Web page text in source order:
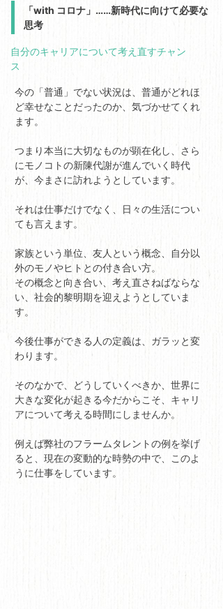
「with コロナ」……新時代に向けて必要な
思考
自分のキャリアについて考え直すチャン
ス
今の「普通」でない状況は、普通がどれほ
ど幸せなことだったのか、気づかせてくれ
ます。
つまり本当に大切なものが顕在化し、さら
にモノコトの新陳代謝が進んでいく時代
が、今まさに訪れようとしています。
それは仕事だけでなく、日々の生活につい
ても言えます。
家族という単位、友人という概念、自分以
外のモノやヒトとの付き合い方。
その概念と向き合い、考え直さねばならな
い、社会的黎明期を迎えようとしていま
す。
今後仕事ができる人の定義は、ガラッと変
わります。
そのなかで、どうしていくべきか、世界に
大きな変化が起きる今だからこそ、キャリ
アについて考える時間にしませんか。
例えば弊社のフラームタレントの例を挙げ
ると、現在の変動的な時勢の中で、このよ
うに仕事をしています。